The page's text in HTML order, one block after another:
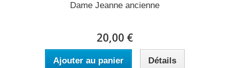
Dame Jeanne ancienne
20,00 €
Ajouter au panier Détails